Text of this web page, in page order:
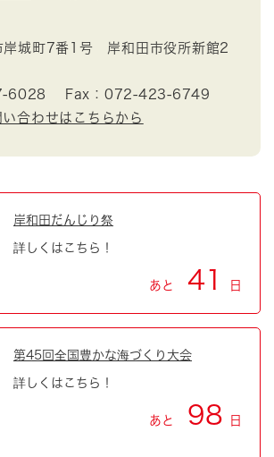
岸城町7番1号 岸和田市役所新館2
6028
Fax：072-423-6749
合わせはこちらから
岸和田だんじり祭
詳しくはこちら！
あと 41 日
第45回全国豊かな海づくり大会
詳しくはこちら！
あと 98 日